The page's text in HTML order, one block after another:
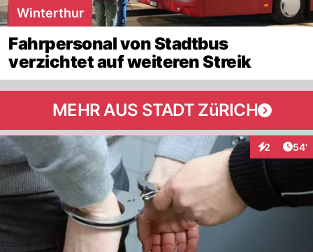
Winterthur
Fahrpersonal von Stadtbus
verzichtet auf weiteren Streik
MEHR AUS STADT ZüRICH
2 54'